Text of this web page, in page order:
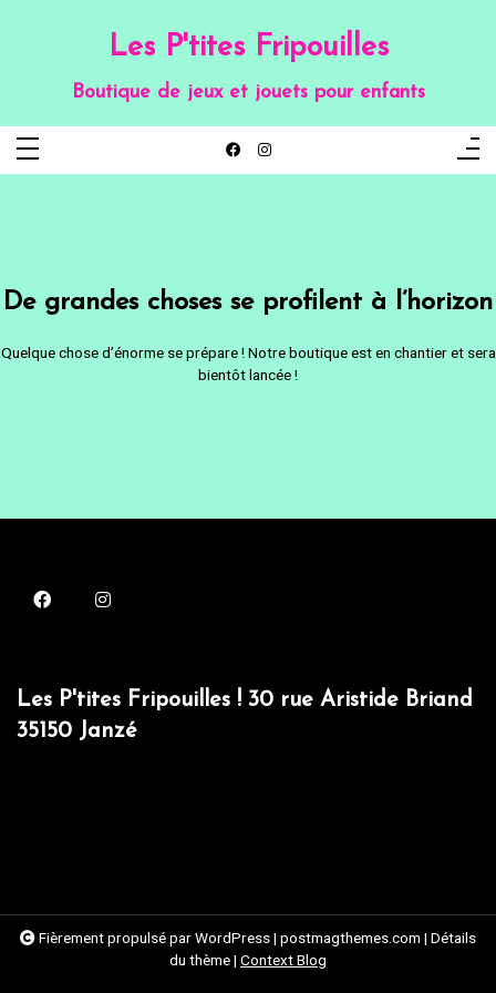
Les P'tites Fripouilles
Boutique de jeux et jouets pour enfants
De grandes choses se profilent à l’horizon
Quelque chose d’énorme se prépare ! Notre boutique est en chantier et sera
bientôt lancée !
Les P'tites Fripouilles ! 30 rue Aristide Briand
35150 Janzé
Fièrement propulsé par WordPress| postmagthemes.com | Détails
du thème| Context Blog